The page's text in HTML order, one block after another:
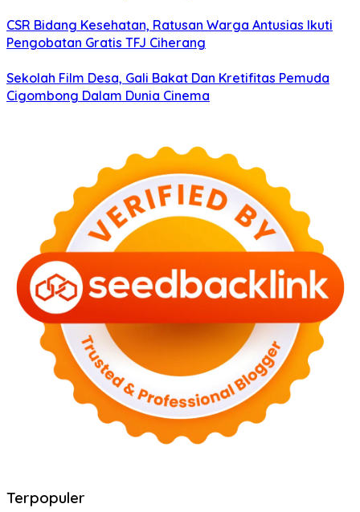
CSR Bidang Kesehatan, Ratusan Warga Antusias Ikuti
Pengobatan Gratis TFJ Ciherang
Sekolah Film Desa, Gali Bakat Dan Kretifitas Pemuda
Cigombong Dalam Dunia Cinema
Terpopuler